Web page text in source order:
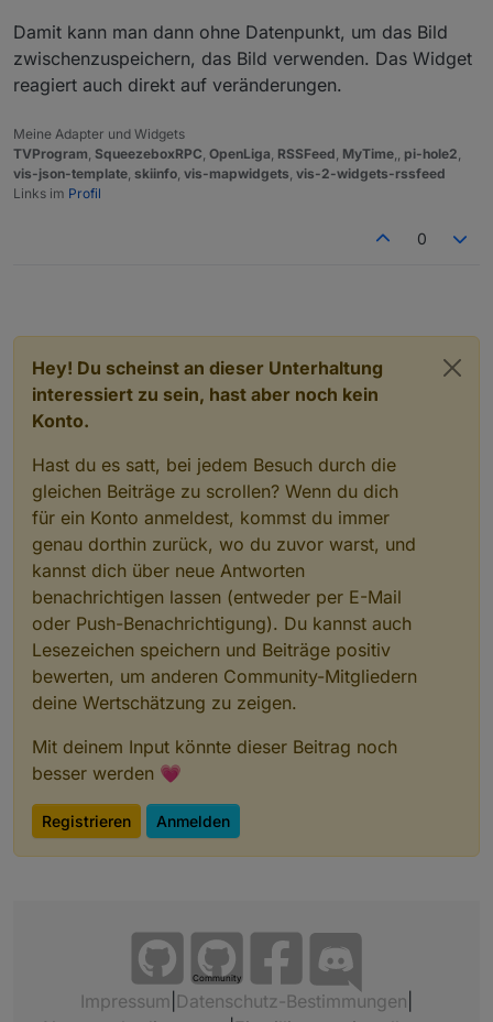
Damit kann man dann ohne Datenpunkt, um das Bild
zwischenzuspeichern, das Bild verwenden. Das Widget
reagiert auch direkt auf veränderungen.
Meine Adapter und Widgets
TVProgram SqueezeboxRPC OpenLiga RSSFeed MyTime pi-hole2
vis-json-template skiinfo vis-mapwidgets vis-2-widgets-rssfeed
Links im Profil
0
Hey! Du scheinst an dieser Unterhaltung
interessiert zu sein, hast aber noch kein
Konto.
Hast du es satt, bei jedem Besuch durch die
gleichen Beiträge zu scrollen? Wenn du dich
für ein Konto anmeldest, kommst du immer
genau dorthin zurück, wo du zuvor warst, und
kannst dich über neue Antworten
benachrichtigen lassen (entweder per E-Mail
oder Push-Benachrichtigung). Du kannst auch
Lesezeichen speichern und Beiträge positiv
bewerten, um anderen Community-Mitgliedern
deine Wertschätzung zu zeigen.
Mit deinem Input könnte dieser Beitrag noch
besser werden 💗
Registrieren Anmelden
Community
Impressum Datenschutz-Bestimmungen